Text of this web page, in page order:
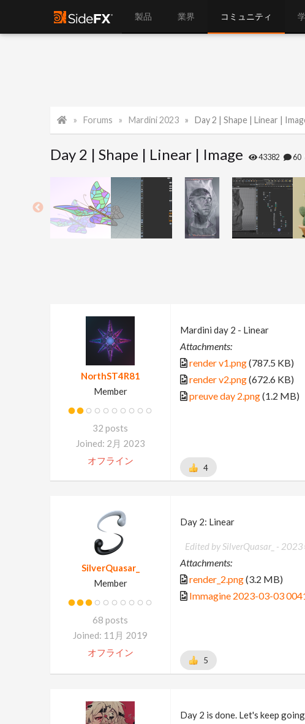
製品 業界 コミュニティ
Forums Mardini 2023 Day 2 | Shape | Linear |
Day 2 | Shape | Linear | Image 43382 60
NorthST4R81
Member
32 posts
Joined: 2月 2023
オフライン
Mardini day 2 - Linear
Attachments:
render v1.png(787.5 KB)
render v2.png(672.6 KB)
preuve day 2.png(1.2 MB)
4
SilverQuasar_
Member
68 posts
Joined: 11月 2019
オフライン
Day 2: Linear
Edited by SilverQuasar_ - 2023
Attachments:
render_2.png(3.2 MB)
Immagine 2023-03-03
5
Day 2 is done. Let's keep